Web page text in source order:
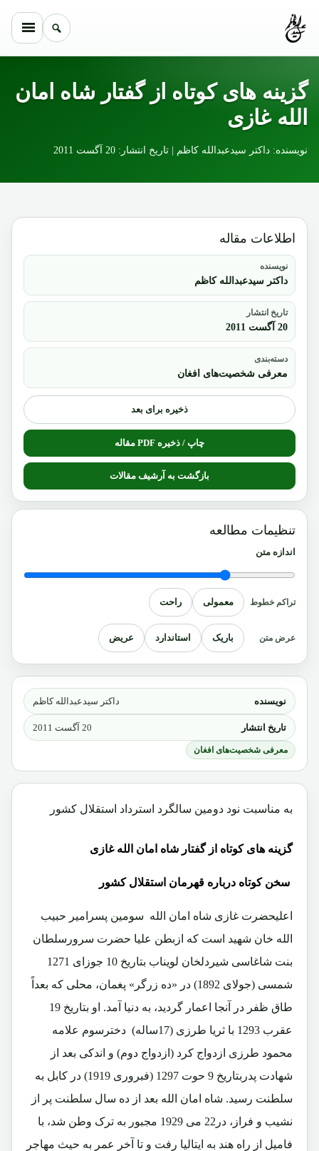
گزینه های کوتاه از گفتار شاه امان
الله غازی
نویسنده: داکتر سیدعبدالله کاظم | تاریخ انتشار: 20 آگست 2011
نویسنده داکتر سیدعبدالله کاظم
تاریخ انتشار 20 آگست 2011
معرفی شخصیت‌های افغان
به مناسبت نود دومین سالگرد استرداد استقلال کشور
گزینه های کوتاه از گفتار شاه امان الله غازی
سخن کوتاه درباره قهرمان استقلال کشور
اعلیحضرت غازی شاه امان الله سومین پسرامیر حبیب
الله خان شهید است که ازبطن علیا حضرت سرورسلطان
بنت شاغاسی شیردلخان لویناب بتاریخ 10 جوزای 1271
شمسی (جولای 1892) در «ده زرگر» پغمان، محلی که بعداً
طاق ظفر در آنجا اعمار گردید، به دنیا آمد. او بتاریخ 19
عقرب 1293 با ثریا طرزی (17ساله) دخترسوم علامه
محمود طرزی ازدواج کرد (ازدواج دوم) و اندکی بعد از
شهادت پدربتاریخ 9 حوت 1297 (فبروری 1919) در کابل به
سلطنت رسید. شاه امان الله بعد از ده سال سلطنت پر از
نشیب و فراز، در22 می 1929 مجبور به ترک وطن شد، با
فامیل از راه هند به ایتالیا رفت و تا آخر عمر به حیث مهاجر
اطلاعات مقاله
نویسنده
داکتر سیدعبدالله کاظم
تاریخ انتشار
20 آگست 2011
دسته‌بندی
معرفی شخصیت‌های افغان
ذخیره برای بعد
چاپ / ذخیره PDF مقاله
بازگشت به آرشیف مقالات
تنظیمات مطالعه
اندازه متن
تراکم خطوط معمولی راحت
عرض متن باریک استاندارد عریض